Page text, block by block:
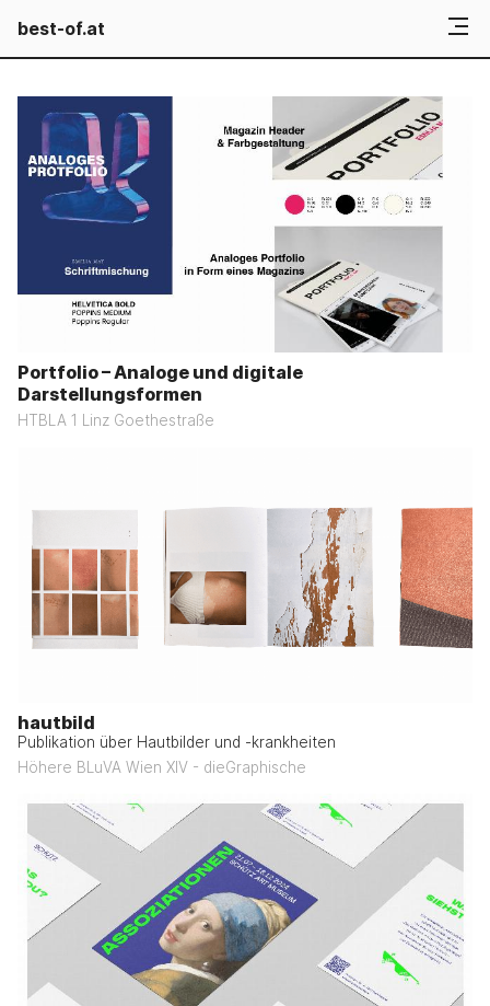
best-of.at
Portfolio – Analoge und digitale
Darstellungsformen
HTBLA 1 Linz Goethestraße
hautbild
Publikation über Hautbilder und -krankheiten
Höhere BLuVA Wien XIV - dieGraphische